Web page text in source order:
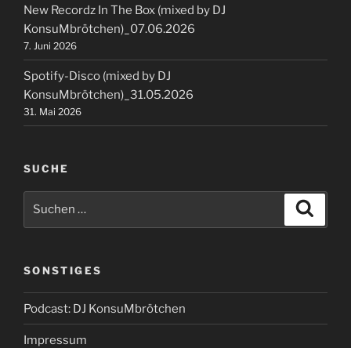
New Recordz In The Box (mixed by DJ
KonsuMbrötchen)_07.06.2026
7. Juni 2026
Spotify-Disco (mixed by DJ
KonsuMbrötchen)_31.05.2026
31. Mai 2026
SUCHE
SONSTIGES
Podcast: DJ KonsuMbrötchen
Impressum